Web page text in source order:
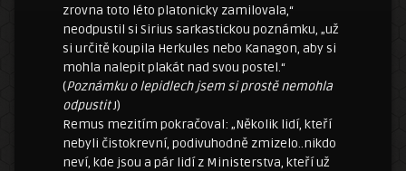
zrovna toto léto platonicky zamilovala,“
neodpustil si Sirius sarkastickou poznámku, „už
si určitě koupila Herkules nebo Kanagon, aby si
mohla nalepit plakát nad svou postel.“
(Poznámku o lepidlech jsem si prostě nemohla
odpustitJ)
Remus mezitím pokračoval: „Několik lidí, kteří
nebyli čistokrevní, podivuhodně zmizelo..nikdo
neví, kde jsou a pár lidí z Ministerstva, kteří už